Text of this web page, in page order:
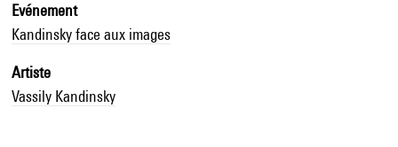
Evénement
Kandinsky face aux images
Artiste
Vassily Kandinsky